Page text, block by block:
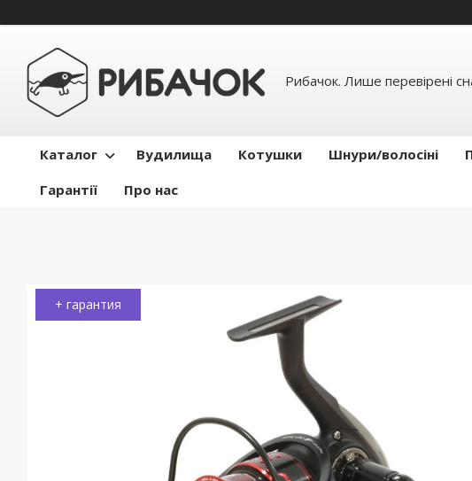
Рибачок. Лише перевірені
Каталог Вудилища Котушки Шнури/волосіні
Гарантії
Про нас
+ гарантия